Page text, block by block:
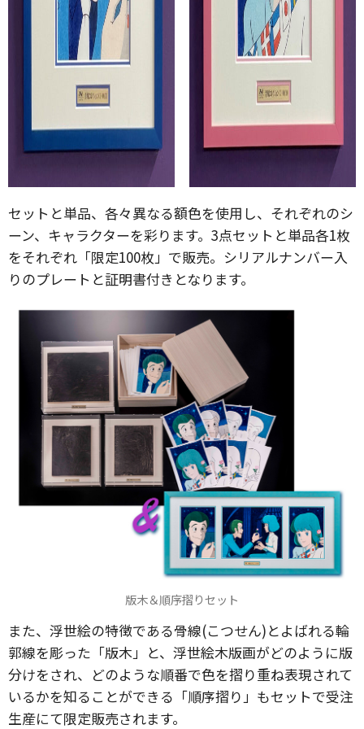
セットと単品、各々異なる額色を使用し、それぞれのシ
ーン、キャラクターを彩ります。3点セットと単品各1枚
をそれぞれ「限定100枚」で販売。シリアルナンバー入
りのプレートと証明書付きとなります。
版木＆順序摺りセット
また、浮世絵の特徴である骨線(こつせん)とよばれる輪
郭線を彫った「版木」と、浮世絵木版画がどのように版
分けをされ、どのような順番で色を摺り重ね表現されて
いるかを知ることができる「順序摺り」もセットで受注
生産にて限定販売されます。